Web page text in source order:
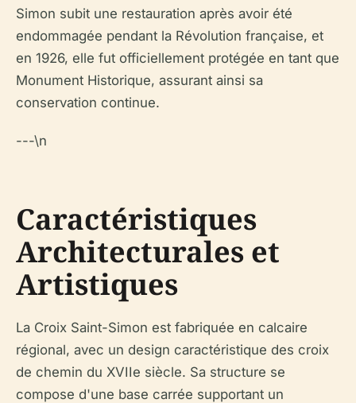
Simon subit une restauration après avoir été
endommagée pendant la Révolution française, et
en 1926, elle fut officiellement protégée en tant que
Monument Historique, assurant ainsi sa
conservation continue.
---\n
Caractéristiques
Architecturales et
Artistiques
La Croix Saint-Simon est fabriquée en calcaire
régional, avec un design caractéristique des croix
de chemin du XVIIe siècle. Sa structure se
compose d'une base carrée supportant un